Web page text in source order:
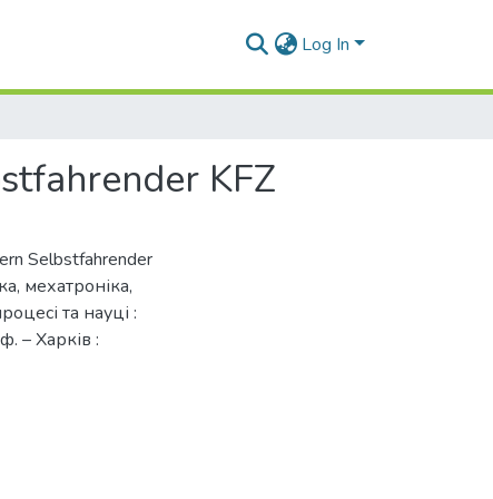
Log In
KFZ
Selbstfahrender
мехатроніка,
та науці :
– Харків :